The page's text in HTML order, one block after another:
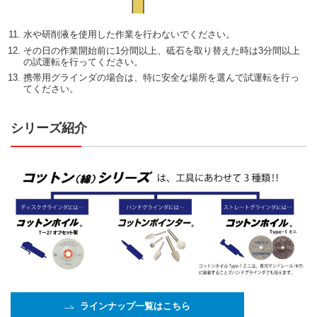
水や研削液を使用した作業を行わないでください。
その日の作業開始前に1分間以上、砥石を取り替えた時は3分間以上
の試運転を行ってください。
携帯用グラインダの場合は、特に安全な場所を選んで試運転を行っ
てください。
シリーズ紹介
ラインナップ一覧はこちら